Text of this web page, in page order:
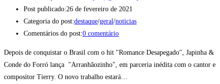
Post publicado:26 de fevereiro de 2021
Categoria do post:destaque/geral/noticias
Comentários do post:0 comentário
Depois de conquistar o Brasil com o hit "Romance Desapegado", Japinha &
Conde do Forró lança "Arranhãozinho", em parceria inédita com o cantor e
compositor Tierry. O novo trabalho estará…